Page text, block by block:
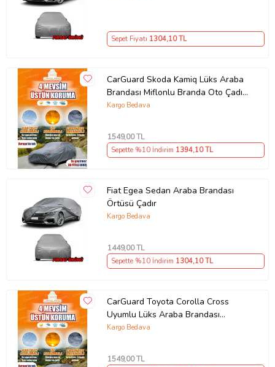
Aracınızın torpidosunun güneşten solmasını engeller.
Hırsızlığa karşı caydırıcıdır.
Resimler Temsilidir.
Aracınıza Birebir Uyumlu Branda Gönderilecektir.
Anlaşmamız dışında ki kargo firmalarıyla gelen iadeler kabul
edilmeyecektir.
Ürün Kodu:kcm31249222
Sepet Fiyatı 1304,10 TL
CarGuard Skoda Kamiq Lüks Araba
Brandası Miflonlu Branda Oto Çadır
Örtü
Kargo Bedava
1549,00 TL
Sepette %10 İndirim 1394,10 TL
Fiat Egea Sedan Araba Brandası
Örtüsü Çadır
Kargo Bedava
1449,00 TL
Sepette %10 İndirim 1304,10 TL
CarGuard Toyota Corolla Cross
Uyumlu Lüks Araba Brandası
Miflonlu Branda Oto Çadır Örtü
Kargo Bedava
1549,00 TL